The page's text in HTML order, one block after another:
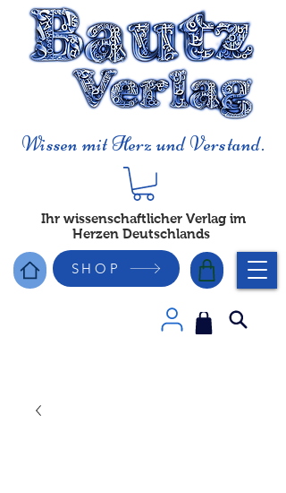
Wissen mit Herz und Verstand.
Ihr wissenschaftlicher Verlag im
Herzen Deutschlands
SHOP